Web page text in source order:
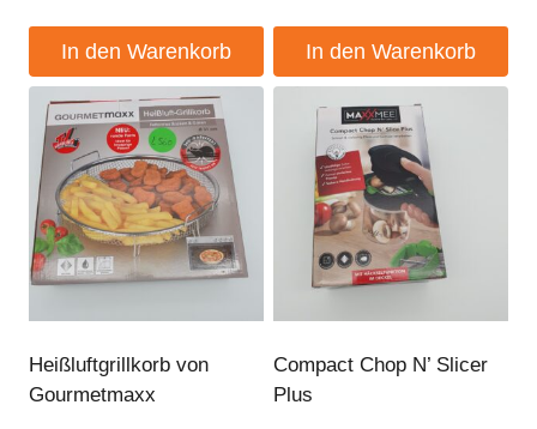
In den Warenkorb In den Warenkorb
Heißluftgrillkorb von
Gourmetmaxx
Compact Chop N’ Slicer
Plus